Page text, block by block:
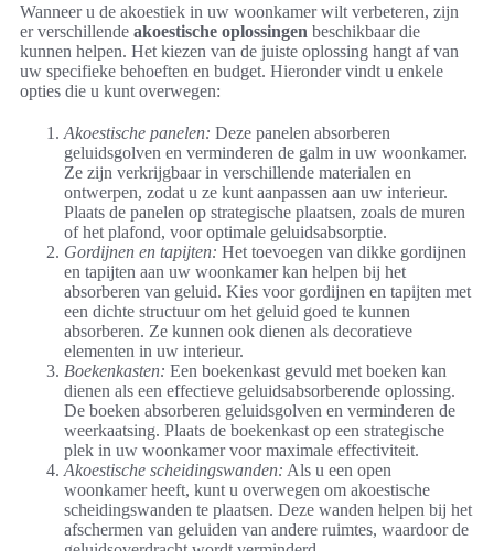
Wanneer u de akoestiek in uw woonkamer wilt verbeteren, zijn
er verschillende akoestische oplossingen beschikbaar die
kunnen helpen. Het kiezen van de juiste oplossing hangt af van
uw specifieke behoeften en budget. Hieronder vindt u enkele
opties die u kunt overwegen:
Akoestische panelen: Deze panelen absorberen
geluidsgolven en verminderen de galm in uw woonkamer.
Ze zijn verkrijgbaar in verschillende materialen en
ontwerpen, zodat u ze kunt aanpassen aan uw interieur.
Plaats de panelen op strategische plaatsen, zoals de muren
of het plafond, voor optimale geluidsabsorptie.
Gordijnen en tapijten: Het toevoegen van dikke gordijnen
en tapijten aan uw woonkamer kan helpen bij het
absorberen van geluid. Kies voor gordijnen en tapijten met
een dichte structuur om het geluid goed te kunnen
absorberen. Ze kunnen ook dienen als decoratieve
elementen in uw interieur.
Boekenkasten: Een boekenkast gevuld met boeken kan
dienen als een effectieve geluidsabsorberende oplossing.
De boeken absorberen geluidsgolven en verminderen de
weerkaatsing. Plaats de boekenkast op een strategische
plek in uw woonkamer voor maximale effectiviteit.
Akoestische scheidingswanden: Als u een open
woonkamer heeft, kunt u overwegen om akoestische
scheidingswanden te plaatsen. Deze wanden helpen bij het
afschermen van geluiden van andere ruimtes, waardoor de